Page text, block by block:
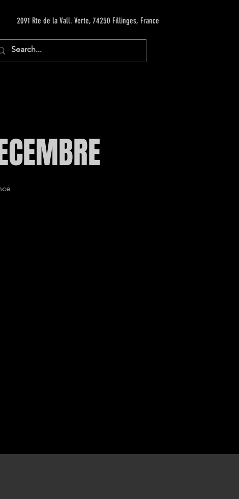
2091 Rte de la Vall. Verte, 74250 Fillinges, France